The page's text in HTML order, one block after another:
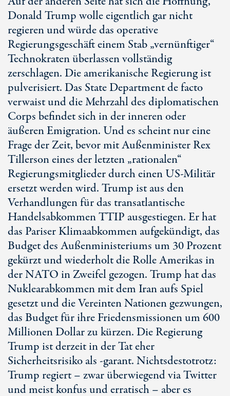
Donald Trump wolle eigentlich gar nicht
regieren und würde das operative
Regierungsgeschäft einem Stab „vernünftiger“
Technokraten überlassen vollständig
zerschlagen. Die amerikanische Regierung ist
pulverisiert. Das State Department de facto
verwaist und die Mehrzahl des diplomatischen
Corps befindet sich in der inneren oder
äußeren Emigration. Und es scheint nur eine
Frage der Zeit, bevor mit Außenminister Rex
Tillerson eines der letzten „rationalen“
Regierungsmitglieder durch einen US-Militär
ersetzt werden wird. Trump ist aus den
Verhandlungen für das transatlantische
Handelsabkommen TTIP ausgestiegen. Er hat
das Pariser Klimaabkommen aufgekündigt, das
Budget des Außenministeriums um 30 Prozent
gekürzt und wiederholt die Rolle Amerikas in
der NATO in Zweifel gezogen. Trump hat das
Nuklearabkommen mit dem Iran aufs Spiel
gesetzt und die Vereinten Nationen gezwungen,
das Budget für ihre Friedensmissionen um 600
Millionen Dollar zu kürzen. Die Regierung
Trump ist derzeit in der Tat eher
Sicherheitsrisiko als -garant. Nichtsdestotrotz:
Trump regiert – zwar überwiegend via Twitter
und meist konfus und erratisch – aber es